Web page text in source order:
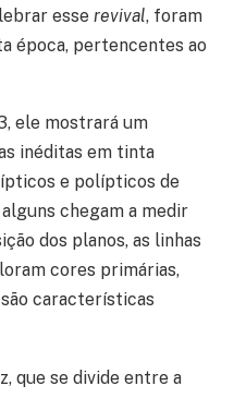
esse revival, foram
época, pertencentes ao
ele mostrará um
inéditas em tinta
e polípticos de
chegam a medir
dos planos, as linhas
cores primárias,
características
que se divide entre a